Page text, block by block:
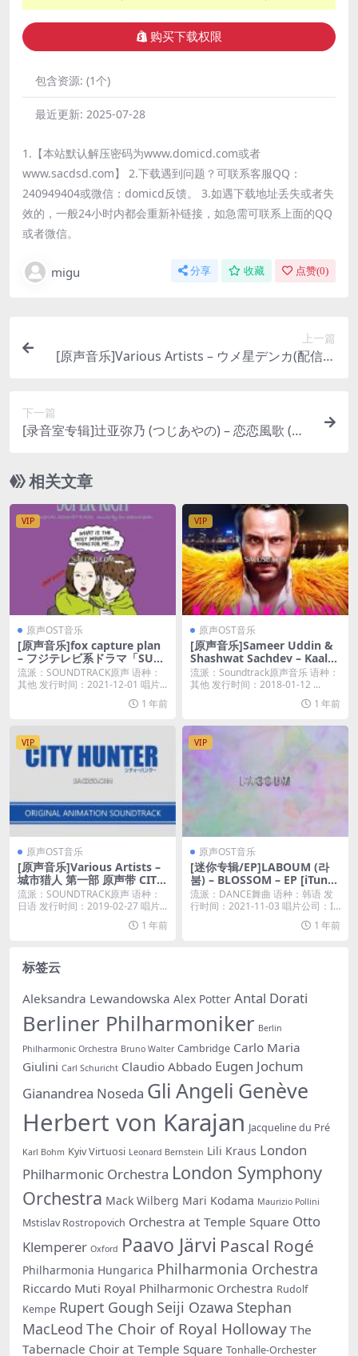
购买下载权限
包含资源: (1个)
最近更新: 2025-07-28
1.【本站默认解压密码为www.domicd.com或者
www.sacdsd.com】 2.下载遇到问题？可联系客服QQ：
240949404或微信：domicd反馈。 3.如遇下载地址丢失或者失
效的，一般24小时内都会重新补链接，如急需可联系上面的QQ
或者微信。
migu 分享 收藏 点赞(0)
上一篇
[原声音乐]Various Artists – ウメ星デンカ(配信限
下一篇
[录音室专辑]辻亚弥乃 (つじあやの) – 恋恋風歌 (恋
相关文章
VIP
原声OST音乐
[原声音乐]fox capture plan
– フジテレビ系ドラマ「SUPE
R RICH」オリジナルサウンド
トラック [iTunes Plus M4A]
流派：SOUNDTRACK原声 语种：
其他 发行时间：2021-12-01 唱片...
1 年前
VIP
原声OST音乐
[原声音乐]Sameer Uddin &
Shashwat Sachdev – Kaala
kaandi (Original Motion Pi
cture Soundtrack) [iTunes
流派：Soundtrack原声音乐 语种：
其他 发行时间：2018-01-12 ...
1 年前
VIP
原声OST音乐
[原声音乐]Various Artists –
城市猎人 第一部 原声带 CITY
HUNTER (Original Animati
on Soundtrack) (2019) [iTu
流派：SOUNDTRACK原声 语种：
日语 发行时间：2019-02-27 唱片...
1 年前
VIP
原声OST音乐
[迷你专辑/EP]LABOUM (라
붐) – BLOSSOM – EP [iTunes
Plus M4A]
流派：DANCE舞曲 语种：韩语 发
行时间：2021-11-03 唱片公司：I
1 年前
标签云
Aleksandra Lewandowska Alex Potter Antal Dorati
Berliner Philharmoniker Berlin
Philharmonic Orchestra Bruno Walter Cambridge Carlo Maria
Giulini Carl Schuricht Claudio Abbado Eugen Jochum
Gianandrea Noseda Gli Angeli Genève
Herbert von Karajan Jacqueline du Pré
Karl Bohm Kyiv Virtuosi Leonard Bernstein Lili Kraus London
Philharmonic Orchestra London Symphony
Orchestra Mack Wilberg Mari Kodama Maurizio Pollini
Mstislav Rostropovich Orchestra at Temple Square Otto
Klemperer Oxford Paavo Järvi Pascal Rogé
Philharmonia Hungarica Philharmonia Orchestra
Riccardo Muti Royal Philharmonic Orchestra Rudolf
Kempe Rupert Gough Seiji Ozawa Stephan
MacLeod The Choir of Royal Holloway The
Tabernacle Choir at Temple Square Tonhalle-Orchester